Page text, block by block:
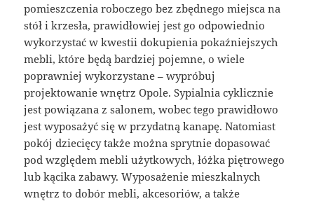
pomieszczenia roboczego bez zbędnego miejsca na
stół i krzesła, prawidłowiej jest go odpowiednio
wykorzystać w kwestii dokupienia pokaźniejszych
mebli, które będą bardziej pojemne, o wiele
poprawniej wykorzystane – wypróbuj
projektowanie wnętrz Opole. Sypialnia cyklicznie
jest powiązana z salonem, wobec tego prawidłowo
jest wyposażyć się w przydatną kanapę. Natomiast
pokój dziecięcy także można sprytnie dopasować
pod względem mebli użytkowych, łóżka piętrowego
lub kącika zabawy. Wyposażenie mieszkalnych
wnętrz to dobór mebli, akcesoriów, a także